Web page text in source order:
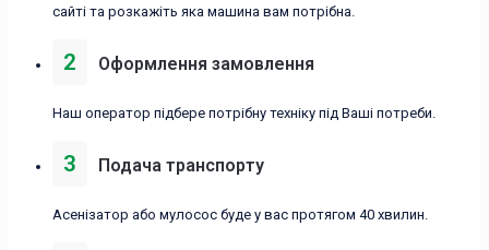
сайті та розкажіть яка машина вам потрібна.
2 Оформлення замовлення
Наш оператор підбере потрібну техніку під Ваші потреби.
3 Подача транспорту
Асенізатор або мулосос буде у вас протягом 40 хвилин.